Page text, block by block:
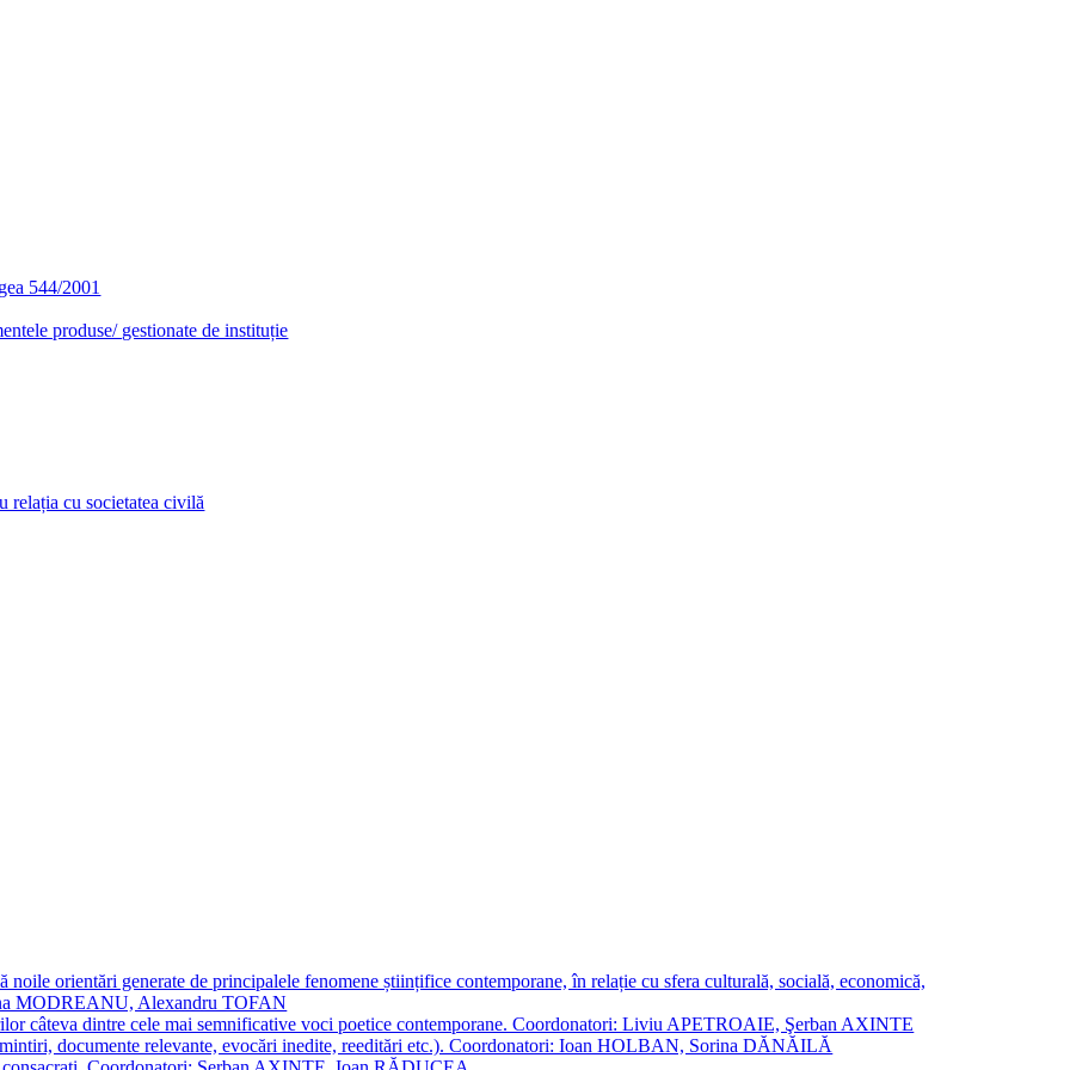
544/2001
produse/ gestionate de instituție
relația cu societatea civilă
noile orientări generate de principalele fenomene științifice contemporane, în relație cu sfera culturală, socială, economică,
MODREANU, Alexandru TOFAN
câteva dintre cele mai semnificative voci poetice contemporane. Coordonatori: Liviu APETROAIE, Şerban AXINTE
documente relevante, evocări inedite, reeditări etc.). Coordonatori: Ioan HOLBAN, Sorina DĂNĂILĂ